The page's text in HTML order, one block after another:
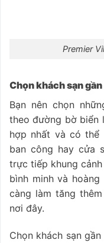
Premier
Chọn khách sạn
Bạn nên chọn
theo đường bờ biển
hợp nhất và có
ban công hay cửa
trực tiếp khung
bình minh và
càng làm tăng
nơi đây.
Chọn khách sạn